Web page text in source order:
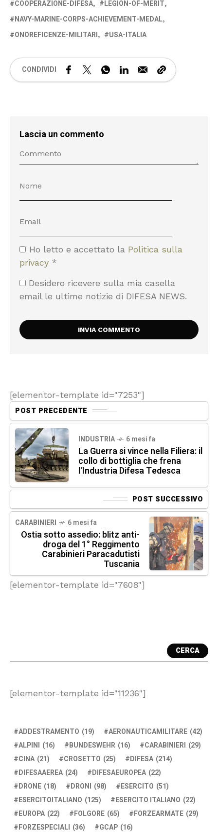
COOPERAZIONE-DIFESA
LEGION-OF-MERIT
NAVY-MARINE-CORPS-ACHIEVEMENT-MEDAL
ONOREFICENZE-MILITARI
USA-ITALIA
CONDIVIDI
Lascia un commento
Ho letto e accettato la Politica sulla
privacy *
Desidero ricevere sulla mia casella
email le ultime notizie di DIFESA NEWS.
[elementor-template id="7253"]
POST PRECEDENTE
INDUSTRIA 6 mesi fa
La Guerra si vince nella Filiera: il
collo di bottiglia che frena
l'Industria Difesa Tedesca
POST SUCCESSIVO
CARABINIERI 6 mesi fa
Ostia sotto assedio: blitz anti-
droga del 1° Reggimento
Carabinieri Paracadutisti
Tuscania
[elementor-template id="7608"]
CERCA
[elementor-template id="11236"]
ADDESTRAMENTO (19) AERONAUTICAMILITARE (42)
ALPINI (16) BUNDESWEHR (16) CARABINIERI (29)
CINA (21) CROSETTO (25) DIFESA (214)
DIFESAAEREA (24) DIFESAEUROPEA (22)
DRONE (18) DRONI (98) ESERCITO (51)
ESERCITOITALIANO (125) ESERCITO ITALIANO (22)
EUROPA (22) FOLGORE (65) FORZEARMATE (29)
FORZESPECIALI (36) GCAP (16)